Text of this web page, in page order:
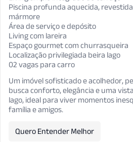
Piscina profunda aquecida,
mármore
Área de serviço e depósito
Living com lareira
Espaço gourmet com churrasqueira
Localização privilegiada beira lago
02 vagas para carro
Um imóvel sofisticado e acolhedor,
busca conforto, elegância e uma
lago, ideal para viver momentos
família e amigos.
Quero Entender Melhor